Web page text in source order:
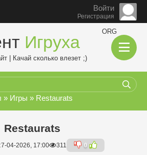
Войти
Регистрация
Игруха
ORG
| Качай сколько влезет ;)
» Игры » Restaurats
Restaurats
7-04-2026, 17:00 311 0